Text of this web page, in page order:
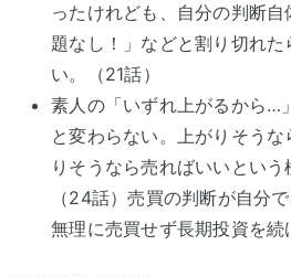
ったけれども、自分の判断
題なし！」などと割り切れ
い。（21話）
素人の「いずれ上がるから…
と変わらない。上がりそう
りそうなら売ればいいという
（24話）売買の判断が自分
無理に売買せず長期投資を続